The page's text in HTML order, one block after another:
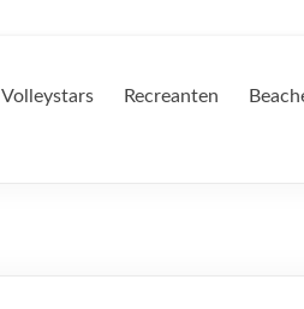
Volleystars Recreanten